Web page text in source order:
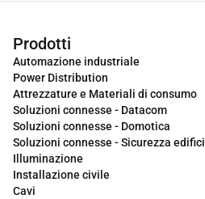
Prodotti
Automazione industriale
Power Distribution
Attrezzature e Materiali di consumo
Soluzioni connesse - Datacom
Soluzioni connesse - Domotica
Soluzioni connesse - Sicurezza edifici
Illuminazione
Installazione civile
Cavi